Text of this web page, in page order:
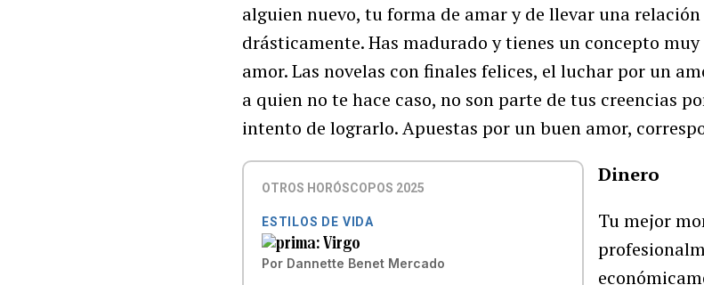
alguien nuevo, tu forma de amar y de llevar una
drásticamente. Has madurado y tienes un concepto
amor. Las novelas con finales felices, el luchar por un
a quien no te hace caso, no son parte de tus creencias
intento de lograrlo. Apuestas por un buen amor,
OTROS HORÓSCOPOS 2025
ESTILOS DE VIDA
Virgo
Por Dannette Benet Mercado
Dinero
Tu mejor